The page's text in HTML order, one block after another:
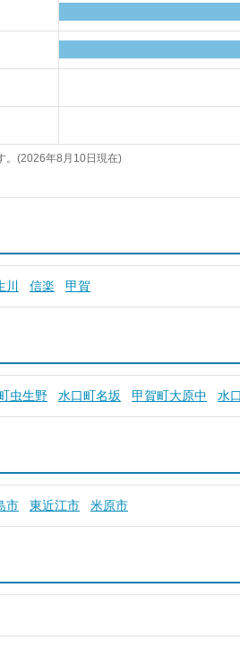
。(2026年8月10日現在)
川 信楽 甲賀
虫生野 水口町名坂 甲賀町大原中 水
市 東近江市 米原市